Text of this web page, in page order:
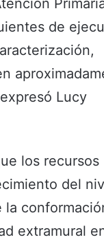
de
Lucy
los recursos
del
la
extramural